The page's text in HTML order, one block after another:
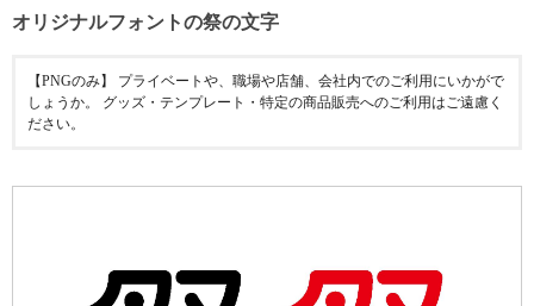
オリジナルフォントの祭の文字
【PNGのみ】 プライベートや、職場や店舗、会社内でのご利用にいかがで
しょうか。 グッズ・テンプレート・特定の商品販売へのご利用はご遠慮く
ださい。